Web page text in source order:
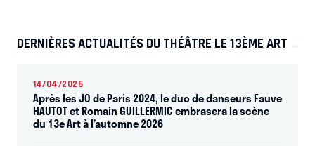
DERNIÈRES ACTUALITÉS DU THÉÂTRE LE 13ÈME ART
14/04/2026
Après les JO de Paris 2024, le duo de danseurs Fauve
HAUTOT et Romain GUILLERMIC embrasera la scène
du 13e Art à l’automne 2026